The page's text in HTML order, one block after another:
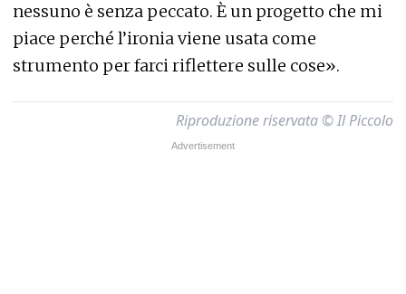
nessuno è senza peccato. È un progetto che mi
piace perché l’ironia viene usata come
strumento per farci riflettere sulle cose».
Riproduzione riservata © Il Piccolo